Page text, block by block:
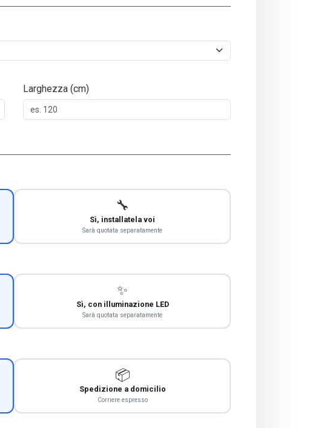
Larghezza (cm)
🔧
Sì, installatela voi
Sarà quotata separatamente
✨
Sì, con illuminazione LED
Sarà quotata separatamente
📦
Spedizione a domicilio
Corriere espresso